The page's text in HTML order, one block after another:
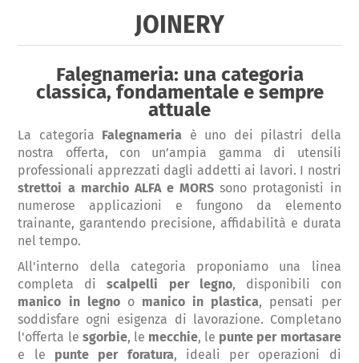
JOINERY
Falegnameria: una categoria
classica, fondamentale e sempre
attuale
La categoria Falegnameria è uno dei pilastri della
nostra offerta, con un’ampia gamma di utensili
professionali apprezzati dagli addetti ai lavori. I nostri
strettoi a marchio ALFA e MORS sono protagonisti in
numerose applicazioni e fungono da elemento
trainante, garantendo precisione, affidabilità e durata
nel tempo.
All'interno della categoria proponiamo una linea
completa discalpelli per legno, disponibili con
manico in legnoo manico in plastica, pensati per
soddisfare ogni esigenza di lavorazione. Completano
l'offerta le sgorbie, le mecchie, le punte per mortasare
e le punte per foratura, ideali per operazioni di